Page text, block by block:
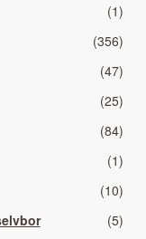
(1)
(356)
(47)
(25)
(84)
(1)
(10)
(5)